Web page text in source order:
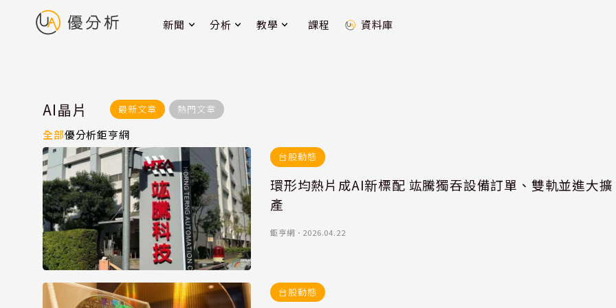
新聞 分析 教學 課程 資料庫
AI晶片 最新文章 熱門文章
全部優分析鉅亨網
台股動態
環形均熱片成AI新標配 竑騰獨吞設備訂單、雙軌並進大擴
產
鉅亨網 ． 2026.04.22
台股動態